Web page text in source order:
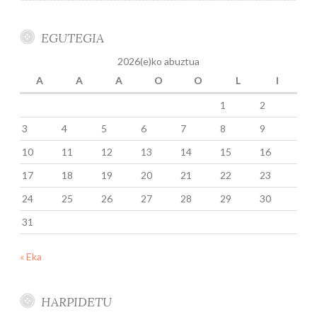
EGUTEGIA
2026(e)ko abuztua
A
A A O O L I
1
2
3
4 5 6 7 8
9
10
11 12 13 14 15
16
17
18 19 20 21 22
23
24
25 26 27 28 29
30
31
« Eka
HARPIDETU